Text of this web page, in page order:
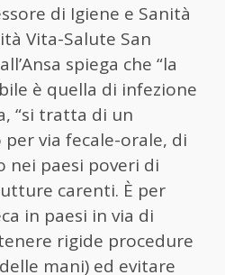
di Igiene e Sanità
Vita-Salute San
spiega che “la
è quella di infezione
“si tratta di un
via fecale-orale, di
paesi poveri di
carenti. È per
in paesi in via di
rigide procedure
mani) ed evitare